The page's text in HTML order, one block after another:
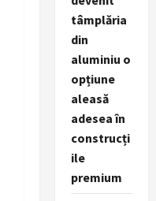
tâmplăria
din
aluminiu o
opțiune
aleasă
adesea în
construcți
ile
premium